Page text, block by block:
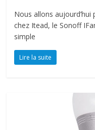
Nous allons
chez Itead, le Sonoff
simple
Lire la suite